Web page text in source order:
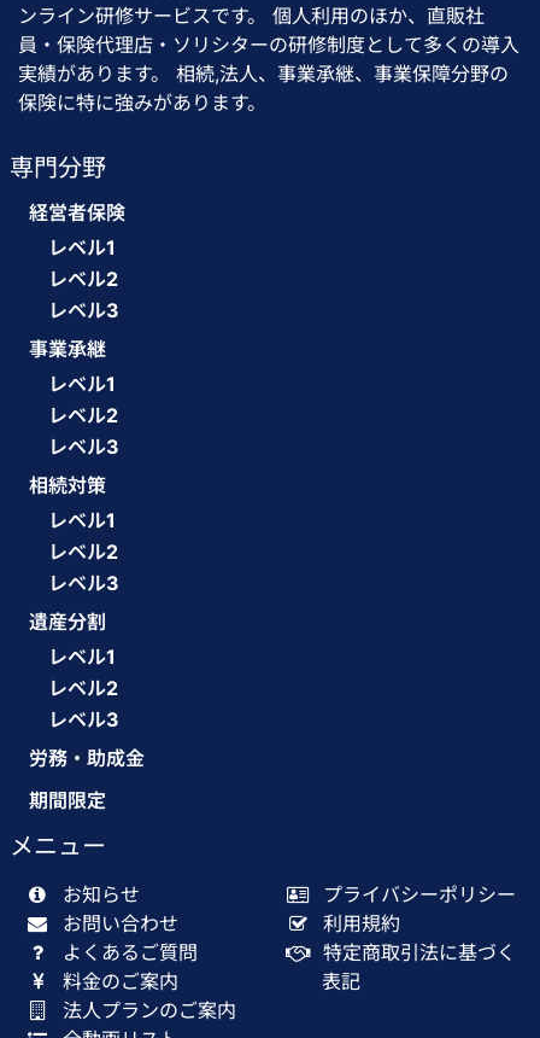
ンライン研修サービスです。 個人利用のほか、直販社
員・保険代理店・ソリシターの研修制度として多くの導入
実績があります。 相続,法人、事業承継、事業保障分野の
保険に特に強みがあります。
専門分野
経営者保険
レベル1
レベル2
レベル3
事業承継
レベル1
レベル2
レベル3
相続対策
レベル1
レベル2
レベル3
遺産分割
レベル1
レベル2
レベル3
労務・助成金
期間限定
メニュー
お知らせ
お問い合わせ
よくあるご質問
料金のご案内
法人プランのご案内
プライバシーポリシー
利用規約
特定商取引法に基づく
表記